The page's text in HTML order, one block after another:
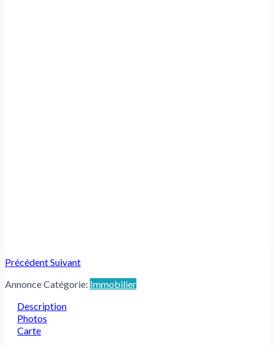
PrécédentSuivant
Annonce Catégorie: Immobilier
Description
Photos
Carte